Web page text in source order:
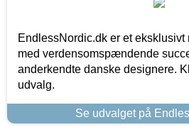
EndlessNordic.dk er et eksklusivt
med verdensomspændende
anderkendte danske designere.
udvalg.
Se udvalget på